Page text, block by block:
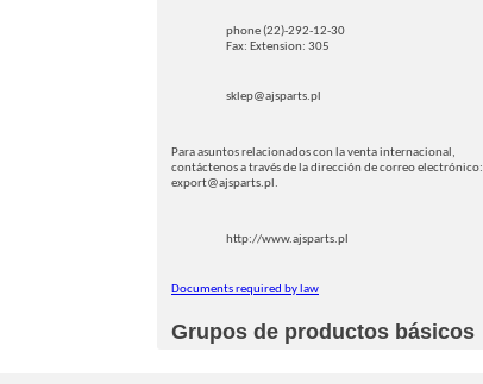
phone (22)-292-12-30
Fax: Extension: 305
sklep@ajsparts.pl
Para asuntos relacionados con la venta internacional,
contáctenos a través de la dirección de correo electrónico:
export@ajsparts.pl.
http://www.ajsparts.pl
Documents required by law
Grupos de productos básicos